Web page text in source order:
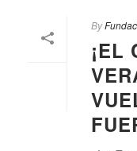
By
¡EL